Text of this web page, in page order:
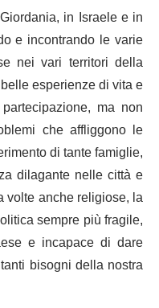
in Israele e in
e incontrando le varie
nei vari territori della
esperienze di vita e
ma non
che affliggono le
di tante famiglie,
dilagante nelle città e
anche religiose, la
sempre più fragile,
e incapace di dare
bisogni della nostra